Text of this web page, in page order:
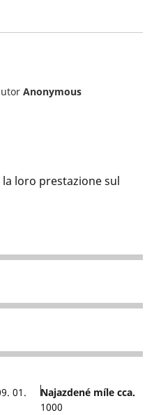
Anonymous
loro prestazione sul
01.
Najazdené míle cca.
1000